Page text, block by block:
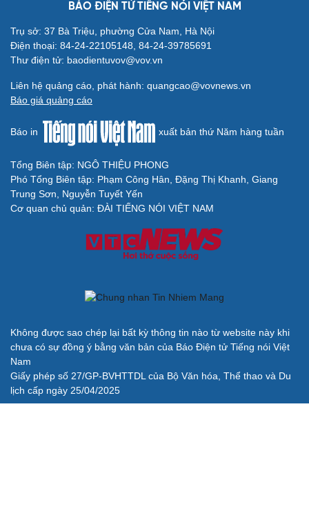
Cải chính
BÁO ĐIỆN TỬ TIẾNG NÓI VIỆT NAM
Trụ sở: 37 Bà Triệu, phường Cửa Nam, Hà Nội
Điện thoại: 84-24-22105148, 84-24-39785691
Thư điện tử: baodientuvov@vov.vn
Liên hệ quảng cáo, phát hành: quangcao@vovnews.vn
Báo giá quảng cáo
Báo in xuất bản thứ Năm hàng tuần
Tổng Biên tập: NGÔ THIỆU PHONG
Phó Tổng Biên tập: Phạm Công Hân, Đặng Thị Khanh, Giang
Trung Sơn, Nguyễn Tuyết Yến
Cơ quan chủ quản: ĐÀI TIẾNG NÓI VIỆT NAM
Không được sao chép lại bất kỳ thông tin nào từ website này khi
chưa có sự đồng ý bằng văn bản của Báo Điện tử Tiếng nói Việt
Nam
Giấy phép số 27/GP-BVHTTDL của Bộ Văn hóa, Thể thao và Du
lịch cấp ngày 25/04/2025